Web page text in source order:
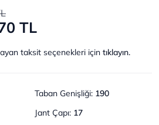
TL
taksit seçenekleri için tıklayın.
Taban Genişliği: 190
Jant Çapı: 17